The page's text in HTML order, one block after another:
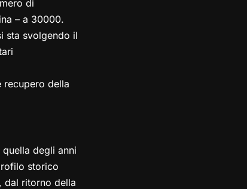
di
– a 30000.
sta svolgendo il
recupero della
degli anni
storico
dal ritorno della